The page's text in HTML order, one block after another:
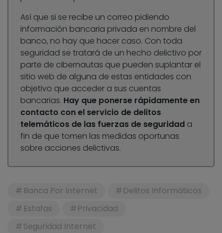
Así que si se recibe un correo pidiendo
información bancaria privada en nombre del
banco, no hay que hacer caso. Con toda
seguridad se tratará de un hecho delictivo por
parte de cibernautas que pueden suplantar el
sitio web de alguna de estas entidades con
objetivo que acceder a sus cuentas
bancarias. Hay que ponerse rápidamente en
contacto con el servicio de delitos
telemáticos de las fuerzas de seguridad a
fin de que tomen las medidas oportunas
sobre acciones delictivas.
Banca Por Internet
Delitos Informáticos
Estafas
Privacidad
Seguridad Internet